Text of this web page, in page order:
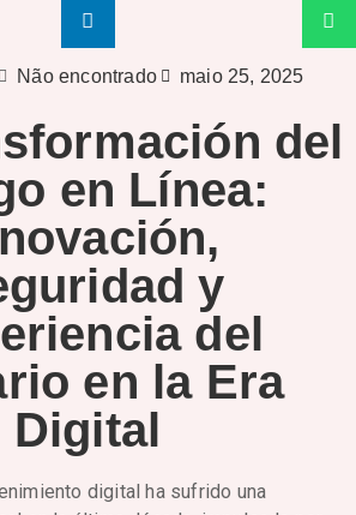
Não encontrado maio 25, 2025
del
en Línea:
y
del
en la Era
Digital
digital ha sufrido una